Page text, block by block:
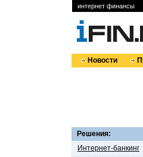
интернет финансы
Новости
Решения:
Интернет-банкинг